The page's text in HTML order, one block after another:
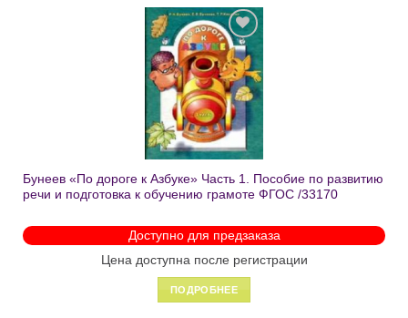
Добавить
в список
желаний
Бунеев «По дороге к Азбуке» Часть 1. Пособие по развитию
речи и подготовка к обучению грамоте ФГОС /33170
Доступно для предзаказа
Цена доступна после регистрации
ПОДРОБНЕЕ